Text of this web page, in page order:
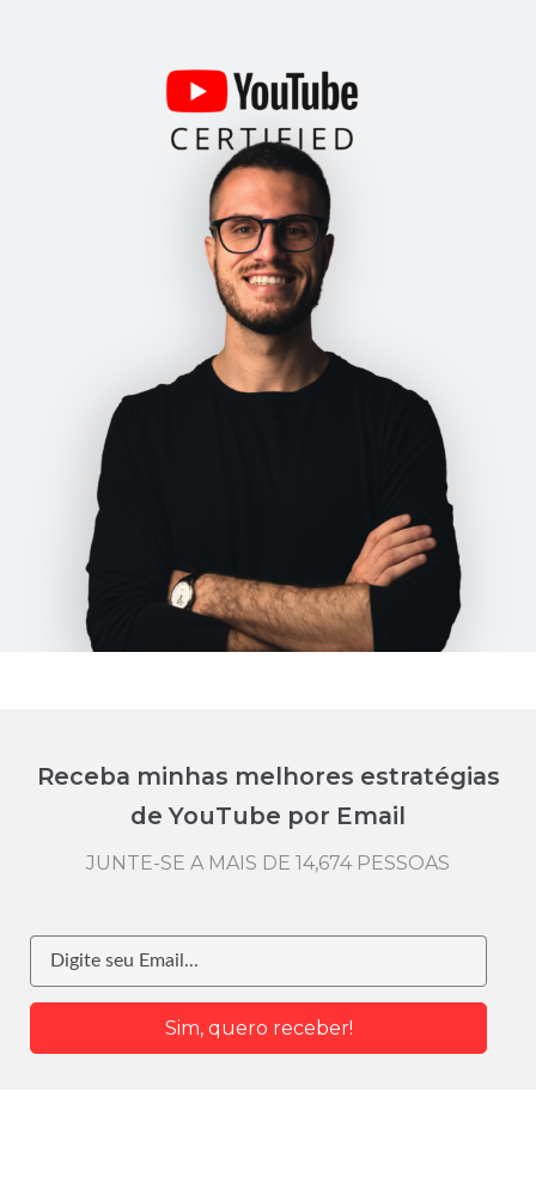
Receba minhas melhores estratégias
de YouTube por Email
JUNTE-SE A MAIS DE 14,674 PESSOAS
Sim, quero receber!